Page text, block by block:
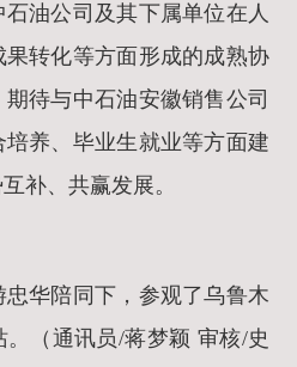
油公司及其下属单位在人
转化等方面形成的成熟协
待与中石油安徽销售公司
养、毕业生就业等方面建
补、共赢发展。
华陪同下，参观了乌鲁木
（通讯员/蒋梦颖 审核/史